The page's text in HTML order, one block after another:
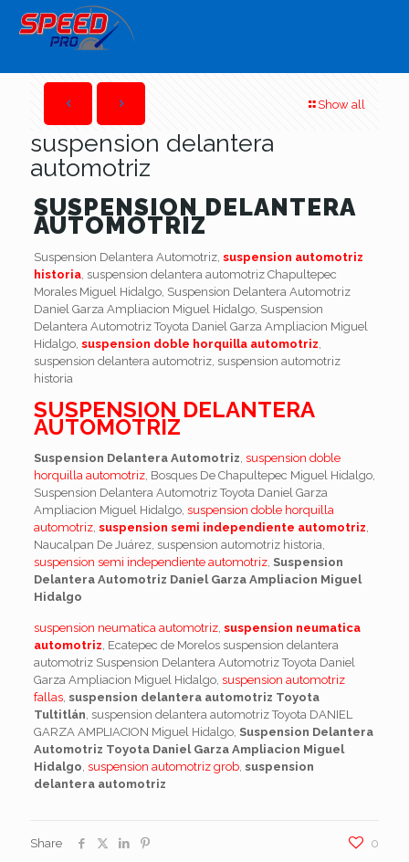
Show all
suspension delantera
automotriz
SUSPENSION DELANTERA
AUTOMOTRIZ
Suspension Delantera Automotriz, suspension automotriz
historia, suspension delantera automotriz Chapultepec
Morales Miguel Hidalgo, Suspension Delantera Automotriz
Daniel Garza Ampliacion Miguel Hidalgo, Suspension
Delantera Automotriz Toyota Daniel Garza Ampliacion Miguel
Hidalgo, suspension doble horquilla automotriz,
suspension delantera automotriz, suspension automotriz
historia
SUSPENSION DELANTERA
AUTOMOTRIZ
Suspension Delantera Automotriz, suspension doble
horquilla automotriz, Bosques De Chapultepec Miguel Hidalgo,
Suspension Delantera Automotriz Toyota Daniel Garza
Ampliacion Miguel Hidalgo, suspension doble horquilla
automotriz, suspension semi independiente automotriz,
Naucalpan De Juárez, suspension automotriz historia,
suspension semi independiente automotriz, Suspension
Delantera Automotriz Daniel Garza Ampliacion Miguel
Hidalgo
suspension neumatica automotriz, suspension neumatica
automotriz, Ecatepec de Morelos suspension delantera
automotriz Suspension Delantera Automotriz Toyota Daniel
Garza Ampliacion Miguel Hidalgo, suspension automotriz
fallas, suspension delantera automotriz Toyota
Tultitlán, suspension delantera automotriz Toyota DANIEL
GARZA AMPLIACION Miguel Hidalgo, Suspension Delantera
Automotriz Toyota Daniel Garza Ampliacion Miguel
Hidalgo, suspension automotriz grob, suspension
delantera automotriz
Share 0